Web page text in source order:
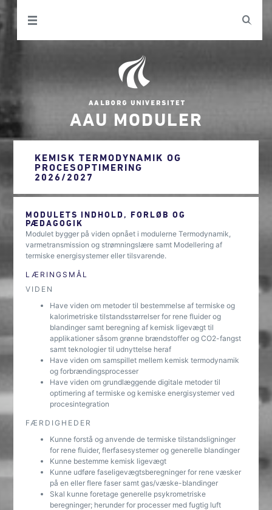
AAU MODULER
KEMISK TERMODYNAMIK OG
PROCESOPTIMERING
2026/2027
MODULETS INDHOLD, FORLØB OG
PÆDAGOGIK
Modulet bygger på viden opnået i modulerne Termodynamik,
varmetransmission og strømningslære samt Modellering af
termiske energisystemer eller tilsvarende.
LÆRINGSMÅL
VIDEN
Have viden om metoder til bestemmelse af termiske og
kalorimetriske tilstandsstørrelser for rene fluider og
blandinger samt beregning af kemisk ligevægt til
applikationer såsom grønne brændstoffer og CO2-fangst
samt teknologier til udnyttelse heraf
Have viden om samspillet mellem kemisk termodynamik
og forbrændingsprocesser
Have viden om grundlæggende digitale metoder til
optimering af termiske og kemiske energisystemer ved
procesintegration
FÆRDIGHEDER
Kunne forstå og anvende de termiske tilstandsligninger
for rene fluider, flerfasesystemer og generelle blandinger
Kunne bestemme kemisk ligevægt
Kunne udføre faseligevægtsberegninger for rene væsker
på en eller flere faser samt gas/væske-blandinger
Skal kunne foretage generelle psykrometriske
beregninger; herunder for processer med fugtig luft